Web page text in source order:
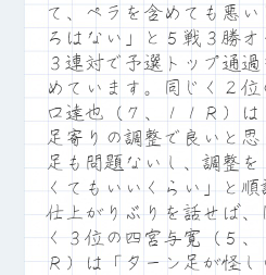
て、ペラを含めても悪い
ろはない」と５戦３勝オ
３連対で予選トップ通過
めています。同じく２位
口達也（７、１１Ｒ）は
足寄りの調整で良いと思
足も問題ないし、調整を
くてもいいくらい」と順
仕上がりぶりを話せば、
く３位の四宮与寛（５、
Ｒ）は「ターン足が怪し